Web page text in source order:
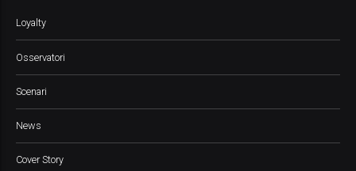
Loyalty
Osservatori
Scenari
News
Cover Story